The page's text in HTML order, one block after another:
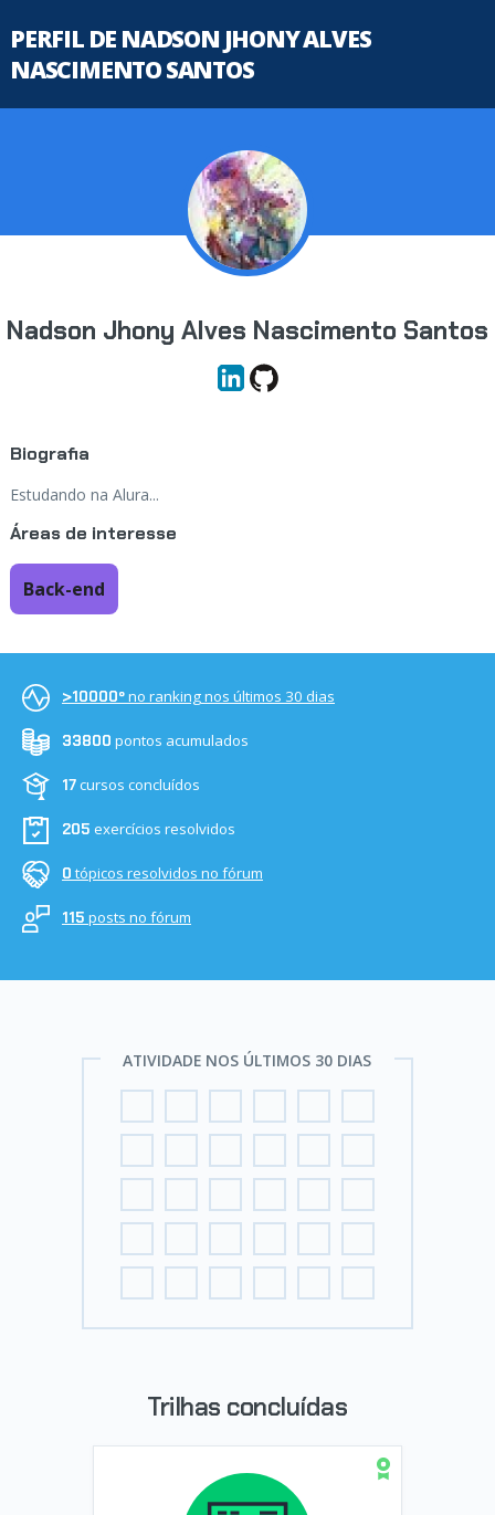
PERFIL DE NADSON JHONY ALVES
NASCIMENTO SANTOS
Nadson Jhony Alves Nascimento Santos
Biografia
Estudando na Alura...
Áreas de interesse
Back-end
>10000ºno ranking nos últimos 30 dias
33800 pontos acumulados
17cursos concluídos
205 exercícios resolvidos
0 tópicos resolvidos no fórum
115 posts no fórum
ATIVIDADE NOS ÚLTIMOS 30 DIAS
Trilhas concluídas